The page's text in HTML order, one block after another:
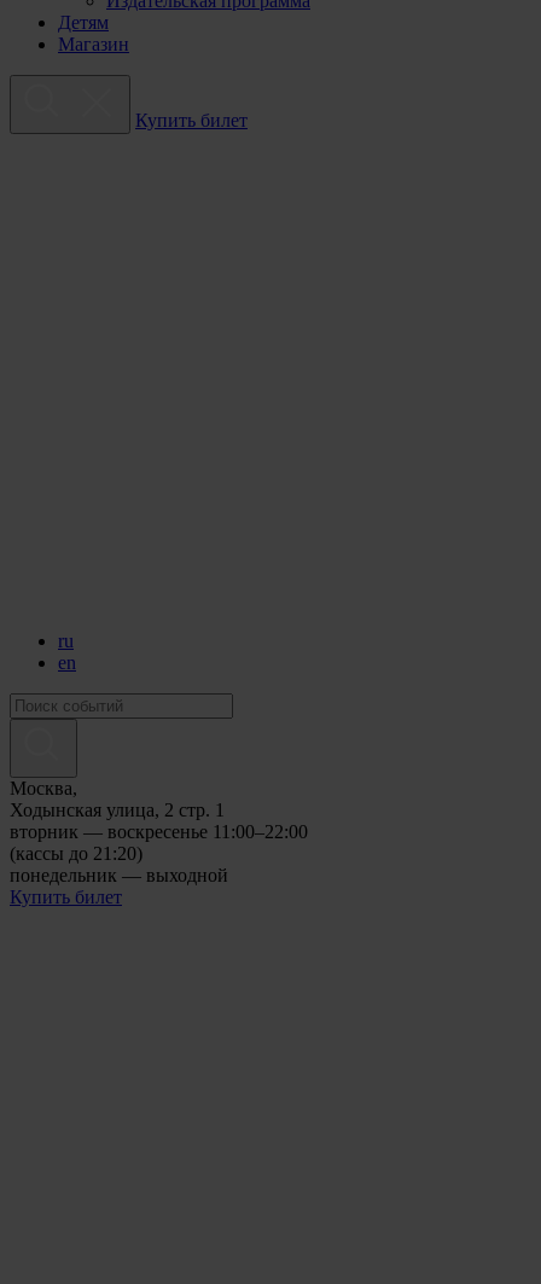
Детям
Магазин
Купить билет
ru
en
Москва,
Ходынская улица, 2 стр. 1
вторник — воскресенье 11:00–22:00
(кассы до 21:20)
понедельник — выходной
Купить билет